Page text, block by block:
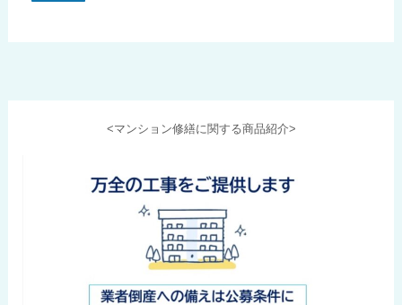
<マンション修繕に関する商品紹介>